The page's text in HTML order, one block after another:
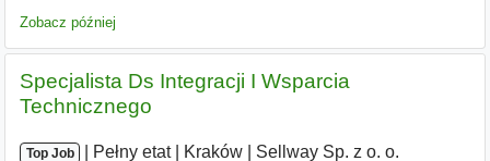
Zobacz później
Specjalista Ds Integracji I Wsparcia
Technicznego
Top Job Pełny etat| Kraków Sellway Sp. z o. o.